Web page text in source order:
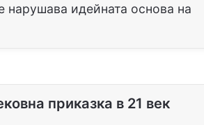
нарушава идейната основа на
приказка в 21 век